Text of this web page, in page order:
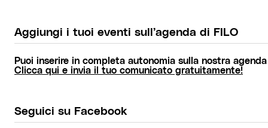
Aggiungi i tuoi eventi sull’agenda di FILO
Puoi inserire in completa autonomia sulla nostra
Clicca qui e invia il tuo comunicato gratuitamente!
Seguici su Facebook